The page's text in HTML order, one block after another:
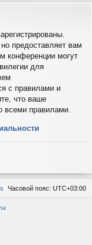
предоставляет вам
конференции могут
для
с правилами и
что ваше
всеми правилами.
Часовой пояс: UTC+03:00